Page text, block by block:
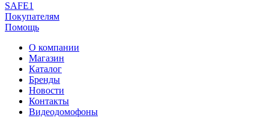
SAFE1
Покупателям
Помощь
О компании
Магазин
Каталог
Бренды
Новости
Контакты
Видеодомофоны